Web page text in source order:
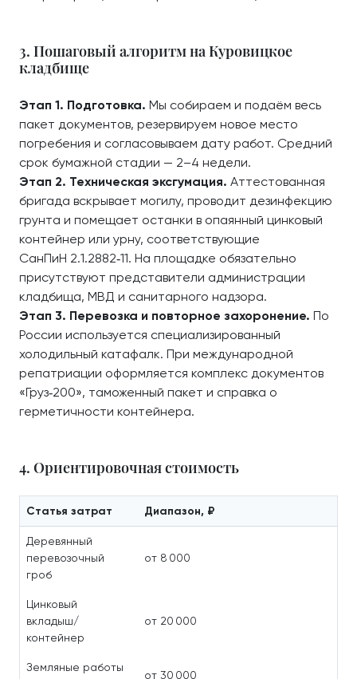
3. Пошаговый алгоритм на Куровицкое
кладбище
Этап 1. Подготовка. Мы собираем и подаём весь
пакет документов, резервируем новое место
погребения и согласовываем дату работ. Средний
срок бумажной стадии — 2–4 недели.
Этап 2. Техническая эксгумация. Аттестованная
бригада вскрывает могилу, проводит дезинфекцию
грунта и помещает останки в опаянный цинковый
контейнер или урну, соответствующие
СанПиН 2.1.2882‑11. На площадке обязательно
присутствуют представители администрации
кладбища, МВД и санитарного надзора.
Этап 3. Перевозка и повторное захоронение. По
России используется специализированный
холодильный катафалк. При международной
репатриации оформляется комплекс документов
«Груз‑200», таможенный пакет и справка о
герметичности контейнера.
4. Ориентировочная стоимость
Статья затрат Диапазон, ₽
Деревянный
перевозочный
гроб
от 8 000
Цинковый
вкладыш/
контейнер
от 20 000
Земляные работы
от 30 000